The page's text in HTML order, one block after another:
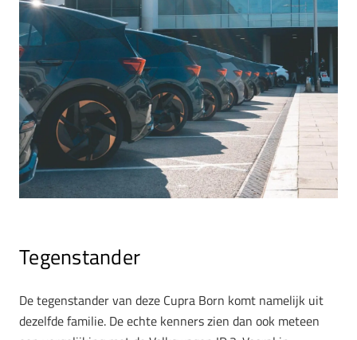
Tegenstander
De tegenstander van deze Cupra Born komt namelijk uit
dezelfde familie. De echte kenners zien dan ook meteen